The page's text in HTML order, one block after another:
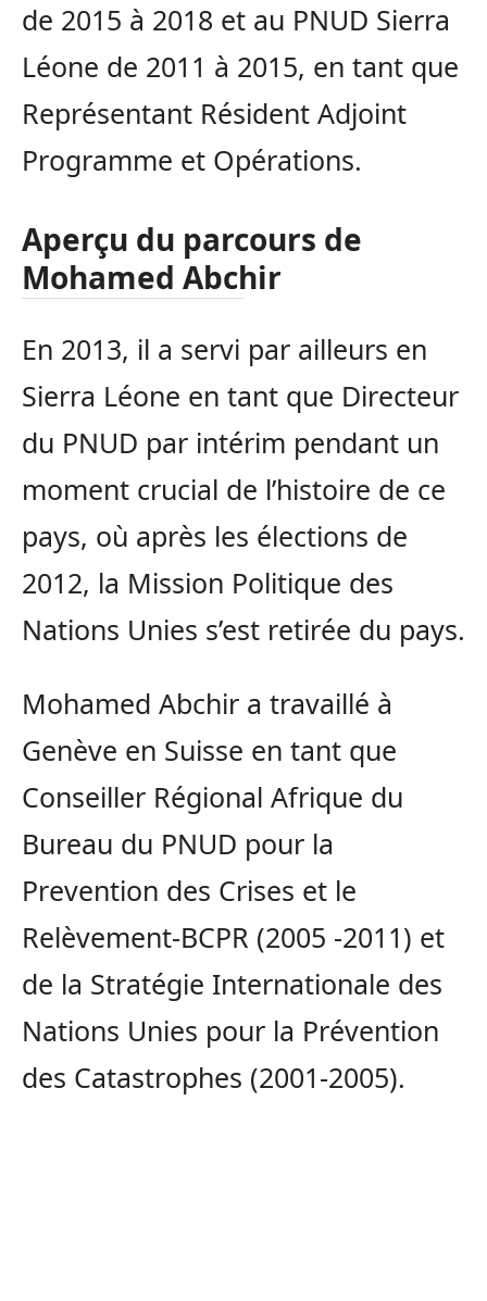
de 2015 à 2018 et au PNUD Sierra
Léone de 2011 à 2015, en tant que
Représentant Résident Adjoint
Programme et Opérations.
Aperçu du parcours de
Mohamed Abchir
En 2013, il a servi par ailleurs en
Sierra Léone en tant que Directeur
du PNUD par intérim pendant un
moment crucial de l’histoire de ce
pays, où après les élections de
2012, la Mission Politique des
Nations Unies s’est retirée du pays.
Mohamed Abchir a travaillé à
Genève en Suisse en tant que
Conseiller Régional Afrique du
Bureau du PNUD pour la
Prevention des Crises et le
Relèvement-BCPR (2005 -2011) et
de la Stratégie Internationale des
Nations Unies pour la Prévention
des Catastrophes (2001-2005).